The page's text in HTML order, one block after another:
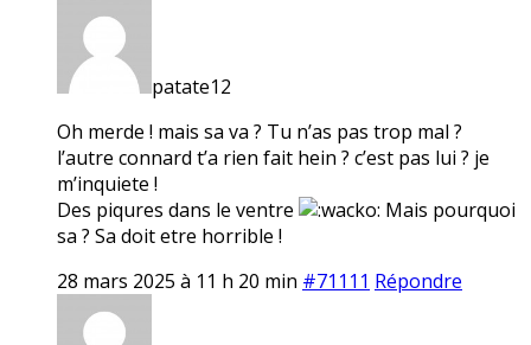
patate12
Oh merde ! mais sa va ? Tu n’as pas trop mal ?
l’autre connard t’a rien fait hein ? c’est pas lui ? je
m’inquiete !
Des piqures dans le ventre
Mais pourquoi
sa ? Sa doit etre horrible !
28 mars 2025 à 11 h 20 min #71111 Répondre